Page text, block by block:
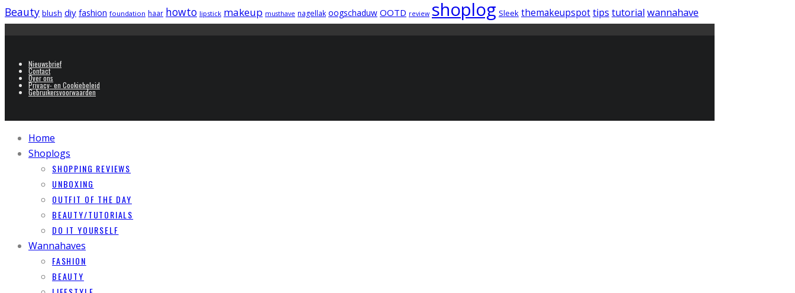
Beauty blush diy fashion foundation haar howto lipstick makeup musthave nagellak oogschaduw OOTD review shoplog Sleek themakeupspottips tutorial wannahave
Nieuwsbrief
Contact
Over ons
Privacy- en Cookiebeleid
Gebruikersvoorwaarden
Home
Shoplogs
SHOPPING REVIEWS
UNBOXING
OUTFIT OF THE DAY
BEAUTY/TUTORIALS
DO IT YOURSELF
Wannahaves
FASHION
BEAUTY